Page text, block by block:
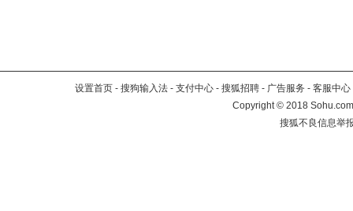
设置首页 - 搜狗输入法 - 支付中心 - 搜狐招聘 - 广告服务 - 客服中心
Copyright©2018
搜狐不良信息举